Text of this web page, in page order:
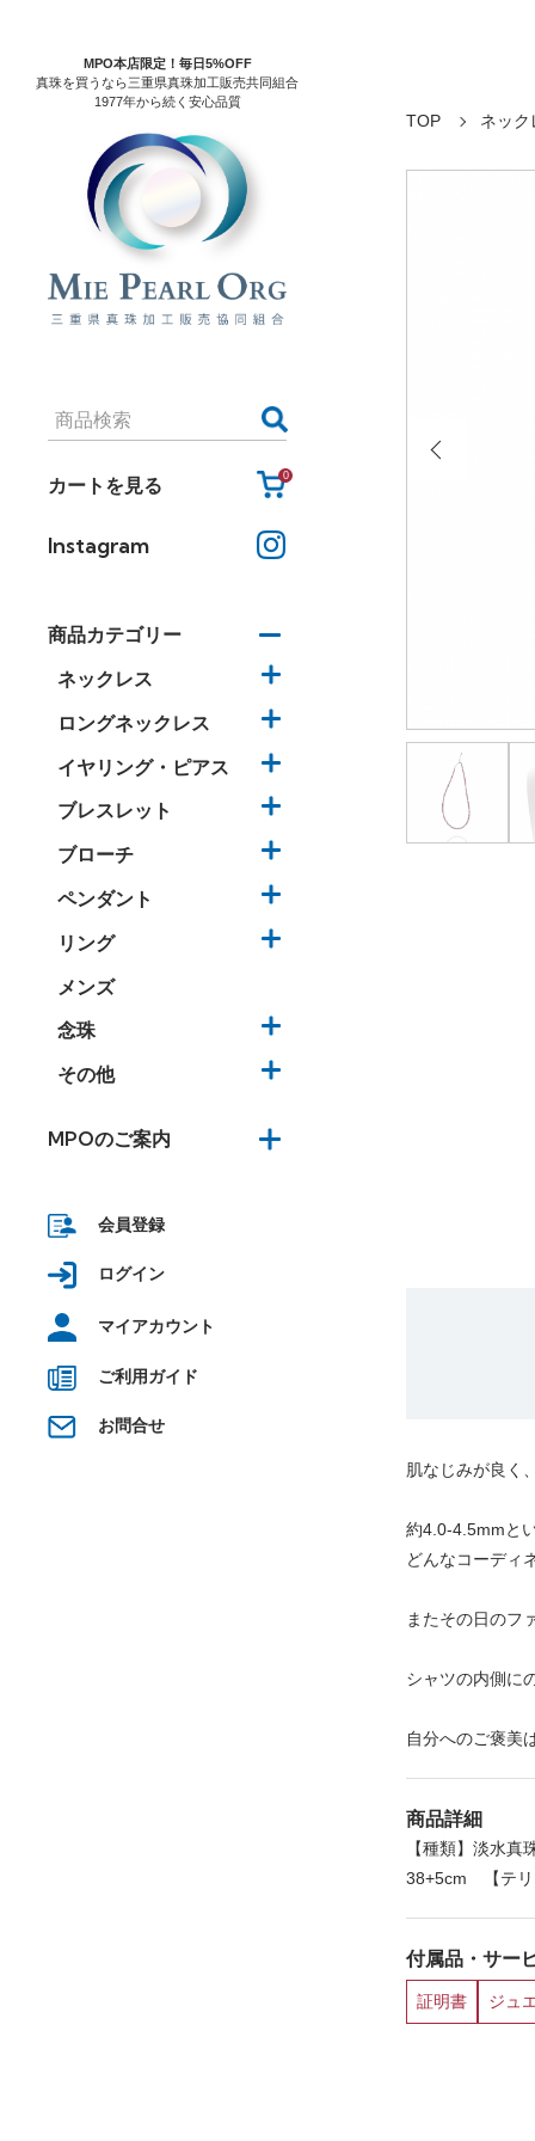
MPO本店限定！毎日5%OFF
真珠を買うなら三重県真珠加工販売共同組合
1977年から続く安心品質
カートを見る 0
Instagram
商品カテゴリー
ネックレス
ロングネックレス
イヤリング・ピアス
ブレスレット
ブローチ
ペンダント
リング
メンズ
念珠
その他
MPOのご案内
会員登録
ログイン
マイアカウント
ご利用ガイド
お問合せ
TOP ネック
肌なじみが良く
約4.0-4.5mmと
どんなコーディ
またその日のフ
シャツの内側に
自分へのご褒美
商品詳細
【種類】淡水
38+5cm 【テ
付属品・サー
証明書 ジュ